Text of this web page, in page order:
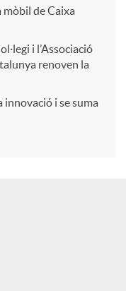
de Caixa
i l’Associació
renoven la
innovació i se suma